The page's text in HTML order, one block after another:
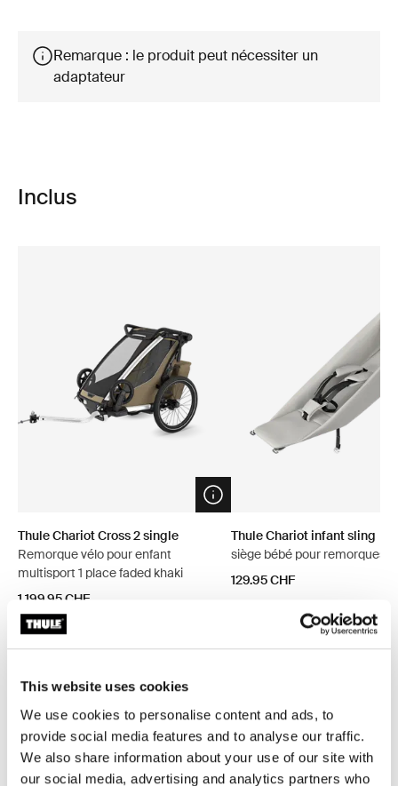
This website uses cookies
We use cookies to personalise content and ads, to
provide social media features and to analyse our traffic.
We also share information about your use of our site with
our social media, advertising and analytics partners who
Remarque : le produit peut nécessiter un
adaptateur
Inclus
Open info modal
Thule Chariot Cross 2 single
Remorque vélo pour enfant
multisport 1 place faded khaki
1 199.95 CHF
Thule Chariot infant sling
siège bébé pour remorques
129.95 CHF
Explorer les offres groupées
Économisez 10%